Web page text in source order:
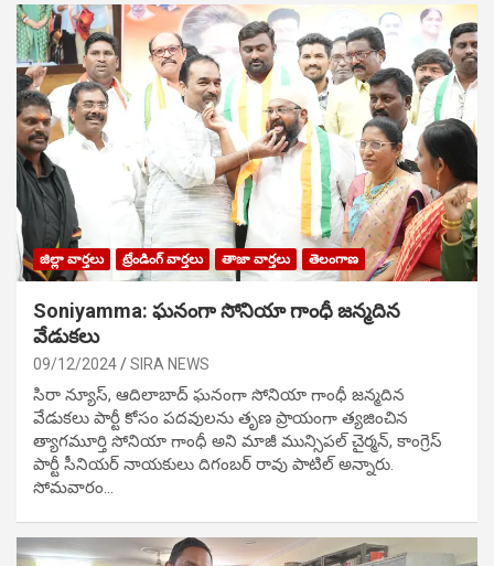
జిల్లా వార్తలు ట్రేండింగ్ వార్తలు తాజా వార్తలు తెలంగాణ
Soniyamma: ఘ‌నంగా సోనియా గాంధీ జ‌న్మ‌దిన
వేడుక‌లు
09/12/2024 SIRA NEWS
సిరా న్యూస్, ఆదిలాబాద్ ఘ‌నంగా సోనియా గాంధీ జ‌న్మ‌దిన
వేడుక‌లు పార్టీ కోసం ప‌ద‌వుల‌ను తృణ ప్రాయంగా త్య‌జించిన
త్యాగమూర్తి సోనియా గాంధీ అని మాజీ మున్సిప‌ల్ చైర్మ‌న్, కాంగ్రెస్
పార్టీ సీనియ‌ర్ నాయ‌కులు దిగంబ‌ర్ రావు పాటిల్ అన్నారు.
సోమవారం…